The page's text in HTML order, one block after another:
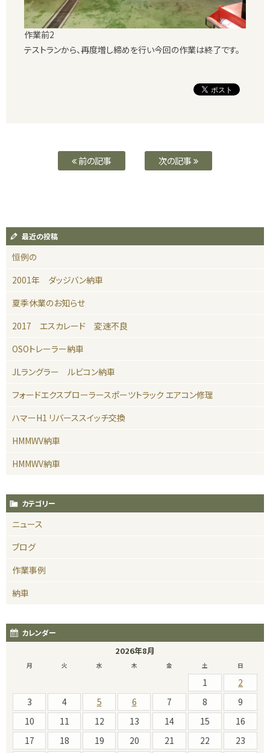
作業前2
テストランから、再度増し締めを行い今回の作業は終了です。
前の記事 次の記事
最近の投稿
恒例の
2001年 ダッジバン納車
夏季休業のお知らせ
2017 エスカレード 変速不良
OSOトレーラー納車
JLラングラー ルビコン納車
フォードエクスプローラースポーツトラック エアコン修理
ハマーH1 リバーススイッチ交換
HMMWV納車
HMMWV納車
カテゴリー
ニュース
ブログ
作業事例
納車
カレンダー
2026年8月
月 火 水 木 金 土 日
1
2
3
4 5 6 7 8
9
10
11 12 13 14 15
16
17
18 19 20 21 22
23